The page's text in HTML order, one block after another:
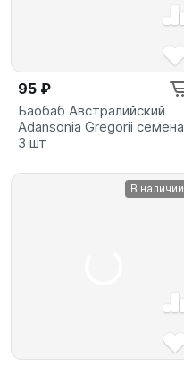
95 ₽
Баобаб Австралийский
Adansonia Gregorii семена
3 шт
В наличии